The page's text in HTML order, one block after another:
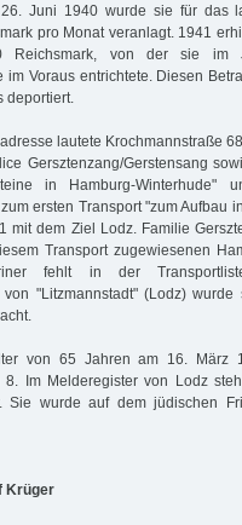
Juni 1940 wurde sie für das
pro Monat veranlagt. 1941
Reichsmark, von der sie im
im Voraus entrichtete. Diesen
deportiert.
lautete Krochmannstraße
Gersztenzang/Gerstensang
in Hamburg-Winterhude"
ersten Transport "zum Aufbau
mit dem Ziel Lodz. Familie
Transport zugewiesenen
fehlt in der
von "Litzmannstadt" (Lodz)
von 65 Jahren am 16. März
8. Im Melderegister von Lodz
Sie wurde auf dem jüdischen
Krüger